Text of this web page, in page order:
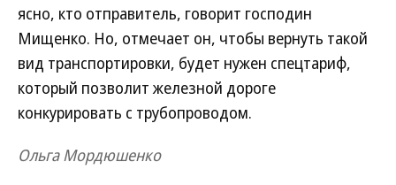
ясно, кто отправитель, говорит господин
Мищенко. Но, отмечает он, чтобы вернуть такой
вид транспортировки, будет нужен спецтариф,
который позволит железной дороге
конкурировать с трубопроводом.
Ольга Мордюшенко